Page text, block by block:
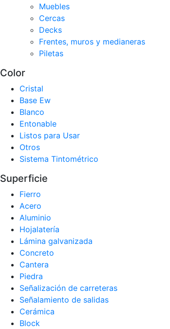
Muebles
Cercas
Decks
Frentes, muros y medianeras
Piletas
Color
Cristal
Base Ew
Blanco
Entonable
Listos para Usar
Otros
Sistema Tintométrico
Superficie
Fierro
Acero
Aluminio
Hojalatería
Lámina galvanizada
Concreto
Cantera
Piedra
Señalización de carreteras
Señalamiento de salidas
Cerámica
Block